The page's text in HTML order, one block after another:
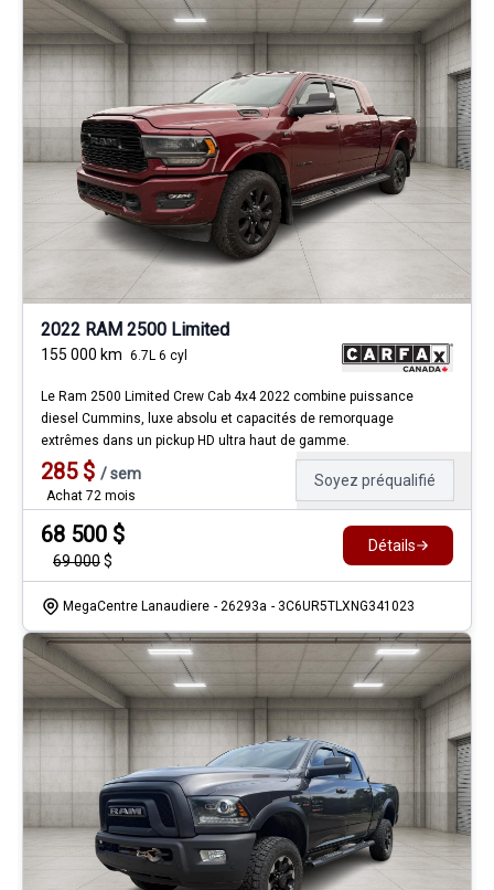
2022 RAM 2500 Limited
155 000 km 6.7L 6 cyl
Le Ram 2500 Limited Crew Cab 4x4 2022 combine puissance
diesel Cummins, luxe absolu et capacités de remorquage
extrêmes dans un pickup HD ultra haut de gamme.
285$ /sem
Achat 72 mois
Soyez préqualifié
68 500 $
69 000$
Détails
MegaCentre Lanaudiere - 26293a - 3C6UR5TLXNG341023